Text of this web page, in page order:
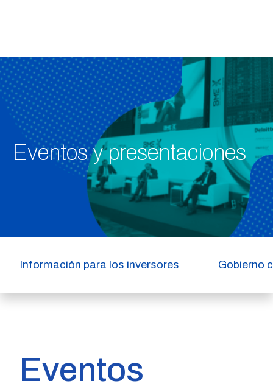
Eventos y presentaciones
Información para los inversores Gobierno
Eventos